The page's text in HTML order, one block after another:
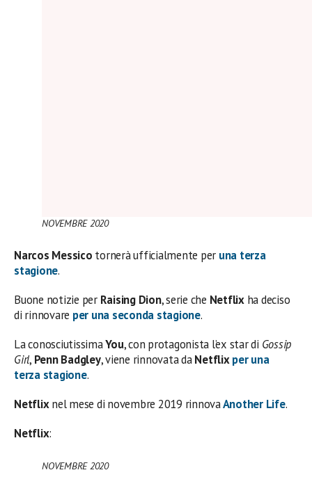
NOVEMBRE 2020
Narcos Messico tornerà ufficialmente per una terza
stagione.
Buone notizie per Raising Dion, serie che Netflixha deciso
di rinnovare per una seconda stagione.
La conosciutissimaYou, con protagonista l’ex star di Gossip
Girl, Penn Badgley, viene rinnovata daNetflixper una
terza stagione.
Netflixnel mese di novembre 2019 rinnovaAnother Life.
Netflix:
NOVEMBRE 2020